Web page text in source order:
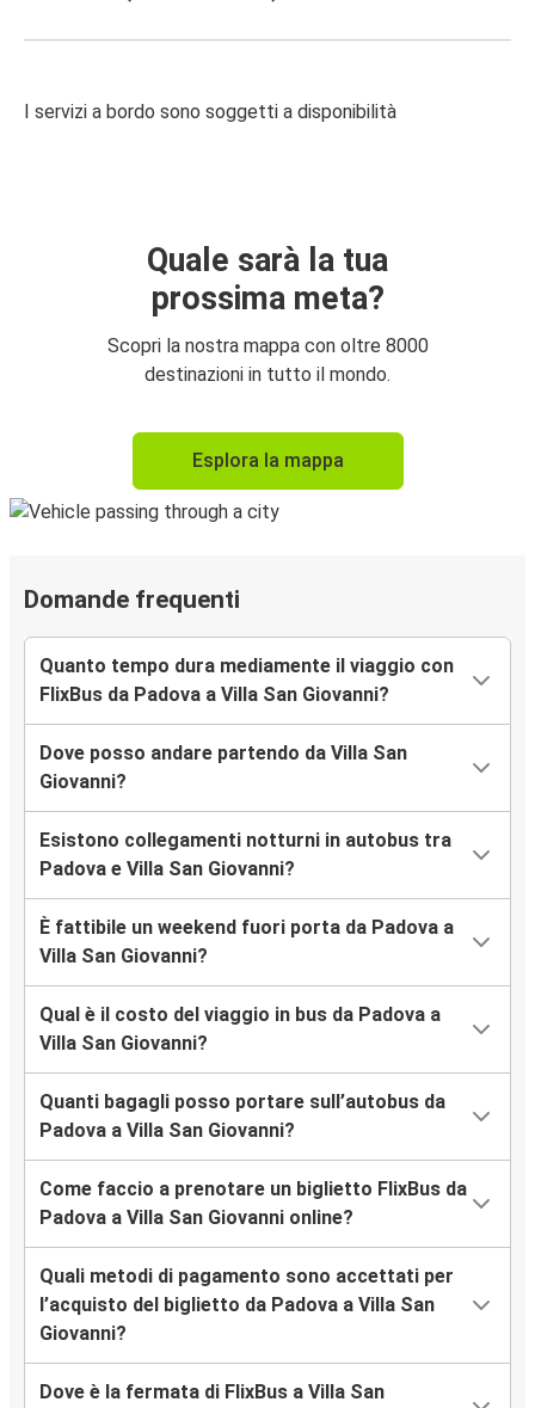
I servizi a bordo sono soggetti a disponibilità
Quale sarà la tua
prossima meta?
Scopri la nostra mappa con oltre 8000
destinazioni in tutto il mondo.
Esplora la mappa
Domande frequenti
Quanto tempo dura mediamente il viaggio con
FlixBus da Padova a Villa San Giovanni?
Dove posso andare partendo da Villa San
Giovanni?
Esistono collegamenti notturni in autobus tra
Padova e Villa San Giovanni?
È fattibile un weekend fuori porta da Padova a
Villa San Giovanni?
Qual è il costo del viaggio in bus da Padova a
Villa San Giovanni?
Quanti bagagli posso portare sull’autobus da
Padova a Villa San Giovanni?
Come faccio a prenotare un biglietto FlixBus da
Padova a Villa San Giovanni online?
Quali metodi di pagamento sono accettati per
l’acquisto del biglietto da Padova a Villa San
Giovanni?
Dove è la fermata di FlixBus a Villa San